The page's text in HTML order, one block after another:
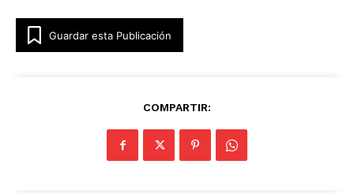
Guardar esta Publicación
COMPARTIR: